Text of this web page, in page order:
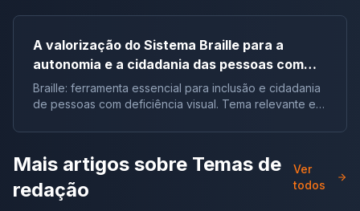
A valorização do Sistema Braille para a
autonomia e a cidadania das pessoas com
deficiência visual no Brasil |Tema de redação
Braille: ferramenta essencial para inclusão e cidadania
de pessoas com deficiência visual. Tema relevante em
Mais artigos sobre Temas de
redação
Ver
todos